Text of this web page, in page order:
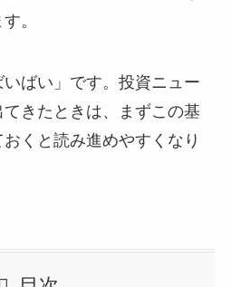
。
ばい」です。投資ニュー
きたときは、まずこの基
くと読み進めやすくなり